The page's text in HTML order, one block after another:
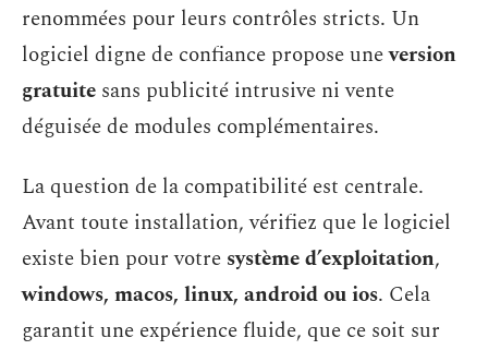
renommées pour leurs contrôles stricts. Un
logiciel digne de confiance propose uneversion
gratuite sans publicité intrusive ni vente
déguisée de modules complémentaires.
La question de la compatibilité est centrale.
Avant toute installation, vérifiez que le logiciel
existe bien pour votre système d’exploitation,
windows, macos, linux, android ou ios. Cela
garantit une expérience fluide, que ce soit sur